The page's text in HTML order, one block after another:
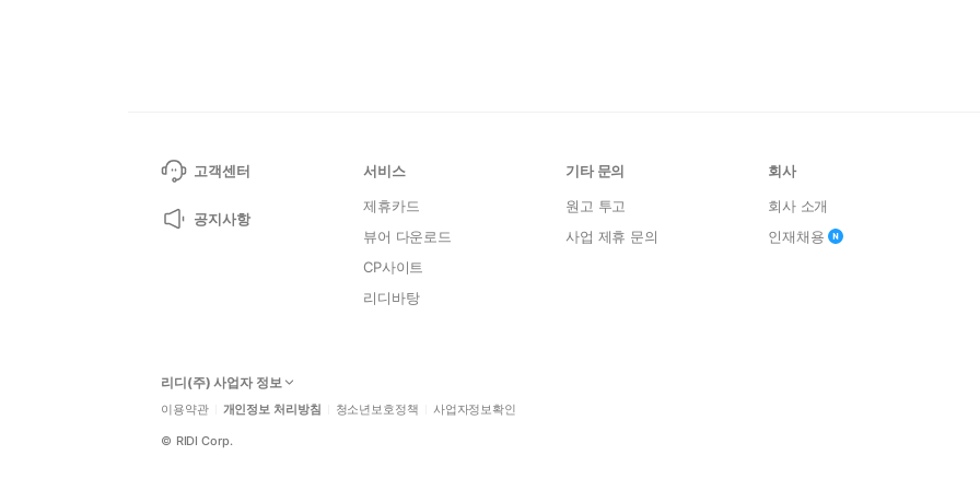
고객센터
공지사항
서비스
제휴카드
뷰어 다운로드
CP사이트
리디바탕
기타 문의
원고 투고
사업 제휴 문의
회사
회사 소개
인재채용
리디(주) 사업자 정보
이용약관 개인정보 처리방침 청소년보호정책 사업자정보확인
© RIDI Corp.